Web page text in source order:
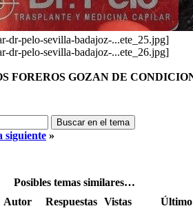
FOREROS GOZAN DE
siguiente »
Posibles temas similares…
Autor Respuestas Vistas
Último